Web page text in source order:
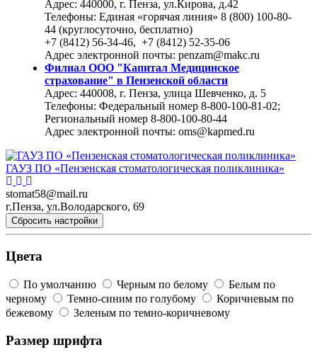
Адрес: 440000, г. Пенза, ул.Кирова, д.42
Телефоны: Единая «горячая линия» 8 (800) 100-80-
44 (круглосуточно, бесплатно)
+7 (8412) 56-34-46, +7 (8412) 52-35-06
Адрес электронной почты: penzam@makc.ru
Филиал ООО "Капитал Медицинское
страхование" в Пензенской области
Адрес: 440008, г. Пенза, улица Шевченко, д. 5
Телефоны: Федеральный номер 8-800-100-81-02;
Региональный номер 8-800-100-80-44
Адрес электронной почты: oms@kapmed.ru
ГАУЗ ПО «Пензенская стоматологическая поликлиника»
stomat58@mail.ru
г.Пенза, ул.Володарского, 69
Сбросить настройки
Цвета
По умолчанию Черным по белому
Белым по
черному
Темно-синим по голубому
Коричневым по
бежевому
Зеленым по темно-коричневому
Размер шрифта